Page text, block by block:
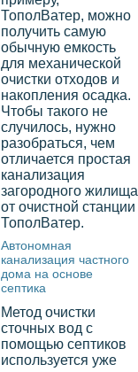
ТополВатер, можно
получить самую
обычную емкость
для механической
очистки отходов и
накопления осадка.
Чтобы такого не
случилось, нужно
разобраться, чем
отличается простая
канализация
загородного жилища
от очистной станции
ТополВатер.
Автономная
канализация частного
дома на основе
септика
Метод очистки
сточных вод с
помощью септиков
используется уже